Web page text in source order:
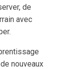
de
avec
nouveaux